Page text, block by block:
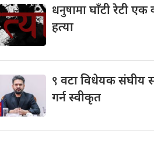
धनुषामाघाँटी रेटी एक
हत्या
९वटा विधेयक संघीय
गर्न स्वीकृत